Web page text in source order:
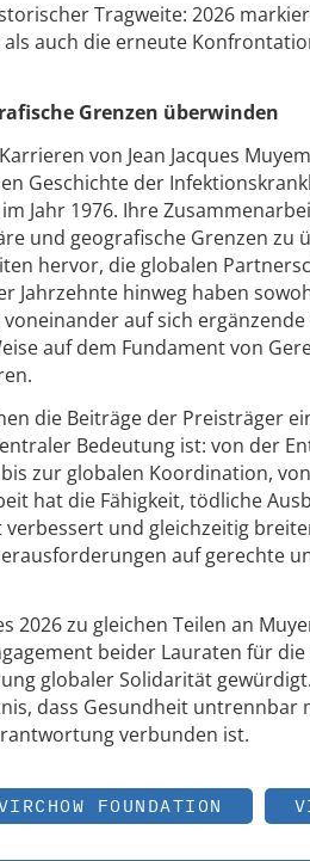
Tragweite: 2026
auch die erneute
Grenzen überwinden
von Jean Jacques
Geschichte der
Jahr 1976. Ihre
und geografische Grenzen zu
hervor, die globalen
Jahrzehnte hinweg haben
auf sich
auf dem Fundament von
die Beiträge der Preisträger
Bedeutung ist: von der
zur globalen Koordination,
hat die Fähigkeit, tödliche
und gleichzeitig
auf gerechte
2026 zu gleichen Teilen an
beider Lauraten für
globaler Solidarität
dass Gesundheit untrennbar
verbunden ist.
FOUNDATION